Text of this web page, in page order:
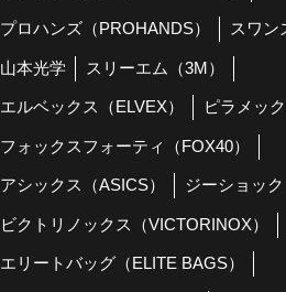
プロハンズ（PROHANDS） スワン
山本光学 スリーエム（3M）
エルベックス（ELVEX） ピラメッ
フォックスフォーティ（FOX40）
アシックス（ASICS） ジーショック
ビクトリノックス（VICTORINOX）
エリートバッグ（ELITE BAGS）